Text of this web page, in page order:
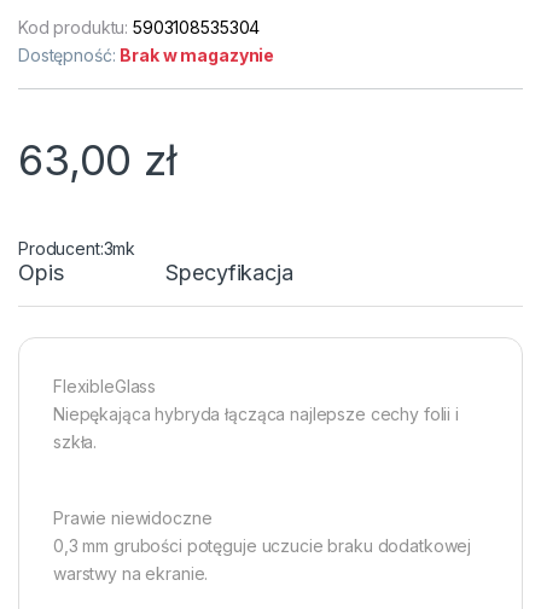
Kod produktu:5903108535304
Dostępność: Brak w magazynie
63,00 zł
3mk
Opis Specyfikacja
FlexibleGlass
Niepękająca hybryda łącząca najlepsze cechy folii i
szkła.
Prawie niewidoczne
0,3 mm grubości potęguje uczucie braku dodatkowej
warstwy na ekranie.